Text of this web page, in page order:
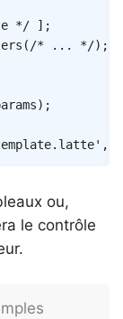
*/ ] ;
* ... */);
) ;
,
ou,
le contrôle